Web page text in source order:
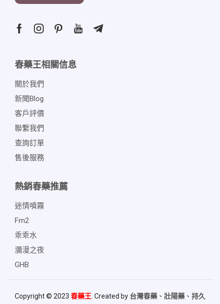
春藥王相關信息
關於我們
新聞blog
客戶評價
聯繫我們
查詢訂單
售後服務
熱銷春藥推薦
迷情噴霧
Fm2
乖乖水
瀰漫之夜
GHB
Copyright © 2023 春藥王. Created by 台灣春藥 、 壯陽藥 、 持久